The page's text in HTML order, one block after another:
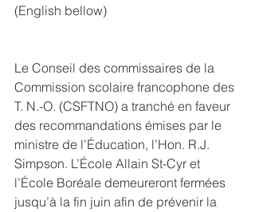
(English bellow)
Le Conseil des commissaires de la
Commission scolaire francophone des
T. N.-O. (CSFTNO) a tranché en faveur
des recommandations émises par le
ministre de l’Éducation, l’Hon. R.J.
Simpson. L’École Allain St-Cyr et
l’École Boréale demeureront fermées
jusqu’à la fin juin afin de prévenir la